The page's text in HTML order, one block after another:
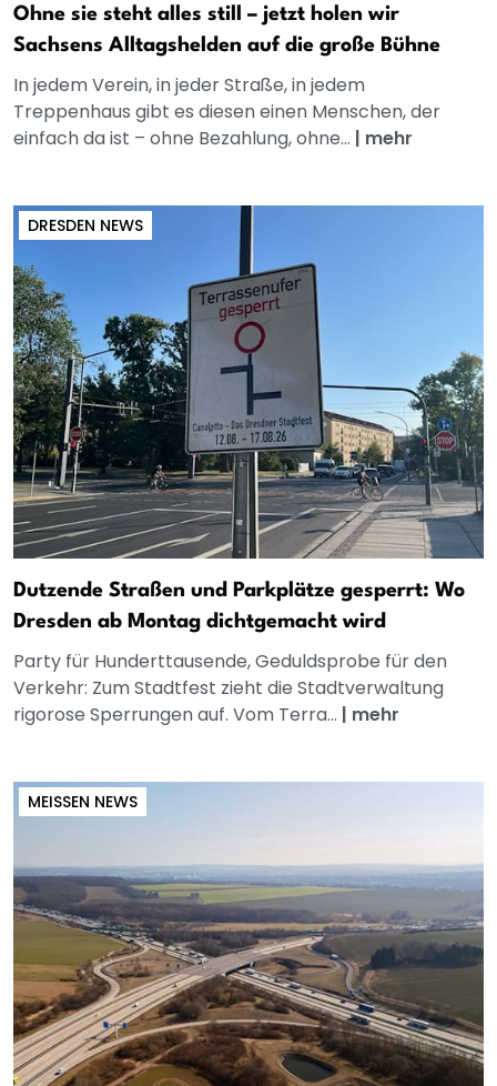
Ohne sie steht alles still – jetzt holen wir
Sachsens Alltagshelden auf die große Bühne
In jedem Verein, in jeder Straße, in jedem
Treppenhaus gibt es diesen einen Menschen, der
einfach da ist – ohne Bezahlung, ohne... | mehr
DRESDEN NEWS
Dutzende Straßen und Parkplätze gesperrt: Wo
Dresden ab Montag dichtgemacht wird
Party für Hunderttausende, Geduldsprobe für den
Verkehr: Zum Stadtfest zieht die Stadtverwaltung
rigorose Sperrungen auf. Vom Terra... | mehr
MEISSEN NEWS